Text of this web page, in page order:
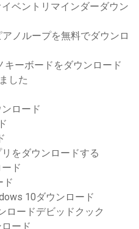
ベントリマインダーダウン
ノループを無料でダウンロ
キーボードをダウンロード
した
ロード
をダウンロードする
ド
ド
10ダウンロード
ロードデビッドクック
ード